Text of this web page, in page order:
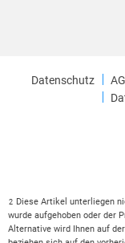
Datenschutz
2
Diese Artikel unterliegen
wurde aufgehoben oder der
Alternative wird Ihnen auf